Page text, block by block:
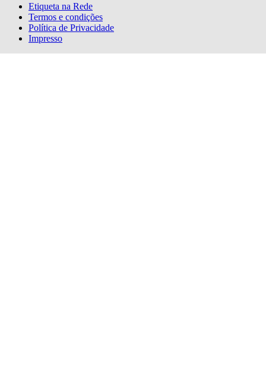
Etiqueta na Rede
Termos e condições
Política de Privacidade
Impresso